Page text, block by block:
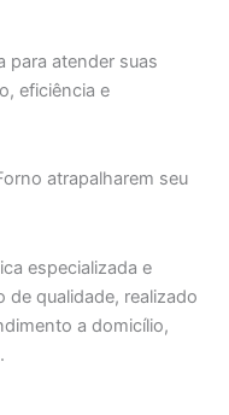
para atender suas
eficiência e
atrapalharem seu
especializada e
de qualidade, realizado
a domicílio,